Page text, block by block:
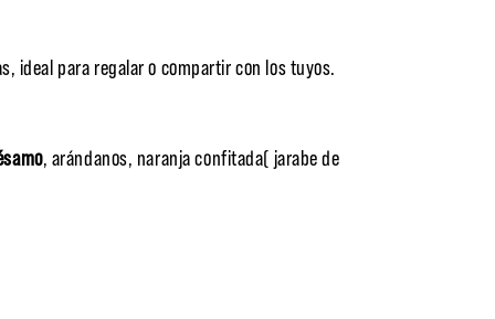
ideal para regalar o compartir con los tuyos.
, arándanos, naranja confitada( jarabe de